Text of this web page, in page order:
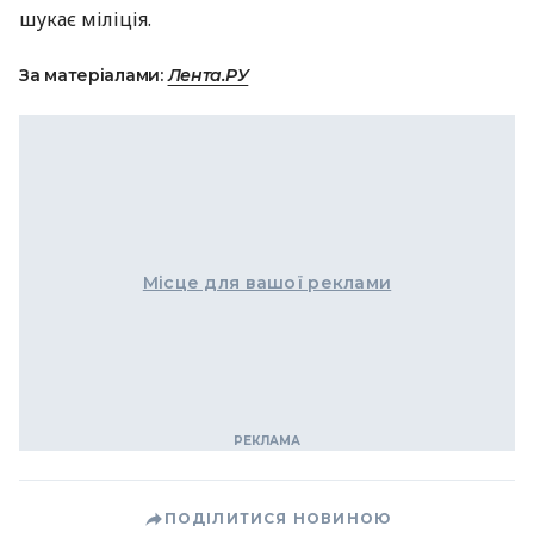
шукає міліція.
За матеріалами:Лента.РУ
Місце для вашої реклами
ПОДІЛИТИСЯ НОВИНОЮ